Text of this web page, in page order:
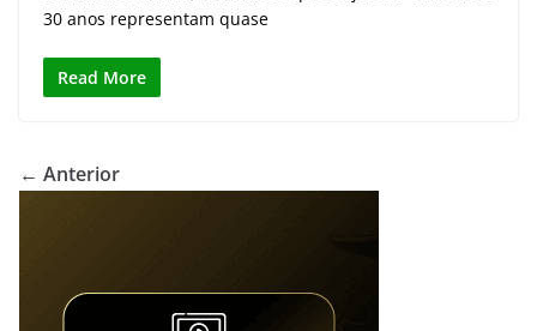
30 anos representam quase
Read More
← Anterior